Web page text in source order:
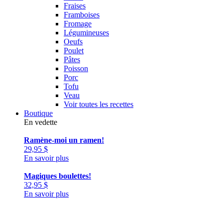
Fraises
Framboises
Fromage
Légumineuses
Oeufs
Poulet
Pâtes
Poisson
Porc
Tofu
Veau
Voir toutes les recettes
Boutique
En vedette
Ramène-moi un ramen!
29,95 $
En savoir plus
Magiques boulettes!
32,95 $
En savoir plus